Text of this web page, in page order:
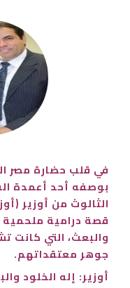
في قلب حضارة مصر
بوصفه أحد أعمدة
الثالوث من أوزير
قصة درامية ملحمية
والبعث، التي كانت
جوهر معتقداتهم.
أوزير: إله الخلود